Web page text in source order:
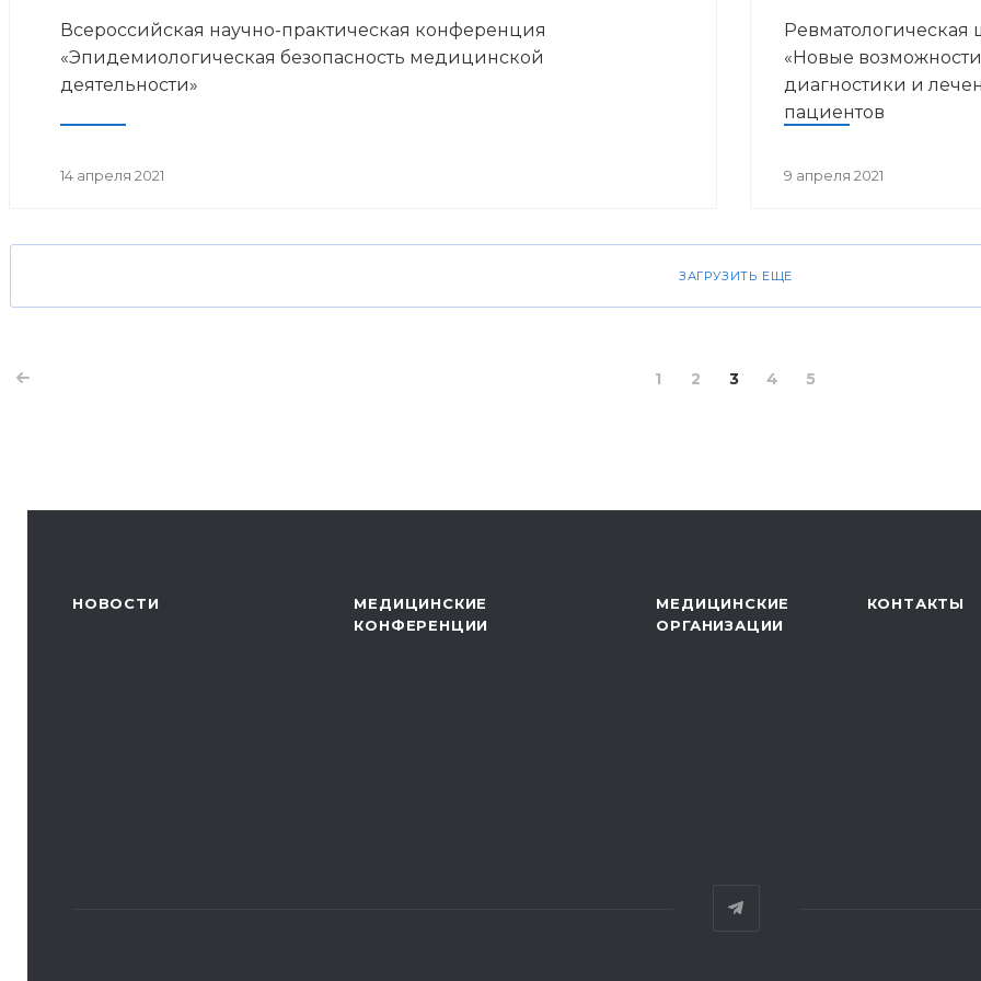
Всероссийская научно-практическая конференция
«Эпидемиологическая безопасность медицинской
деятельности»
14 апреля 2021
Ревматологическая
«Новые возможности
диагностики и
пациентов
профиля»
9 апреля 2021
ЗАГРУЗИТЬ ЕЩЕ
1 2 3 4 5
НОВОСТИ
МЕДИЦИНСКИЕ
КОНФЕРЕНЦИИ
МЕДИЦИНСКИЕ
ОРГАНИЗАЦИИ
КОНТАКТЫ